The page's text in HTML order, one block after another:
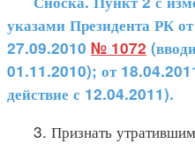
указами Президента РК
27.09.2010 № 1072
01.11.2010); от
действие с 12.04.2011).
3. Признать